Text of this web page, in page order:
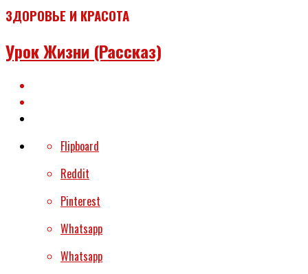
ЗДОРОВЬЕ И КРАСОТА
Урок Жизни (рассказ)
Flipboard
Reddit
Pinterest
Whatsapp
Whatsapp